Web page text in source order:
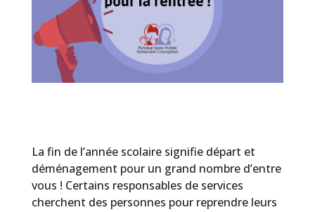
La fin de l’année scolaire signifie départ et
déménagement pour un grand nombre d’entre
vous ! Certains responsables de services
cherchent des personnes pour reprendre leurs